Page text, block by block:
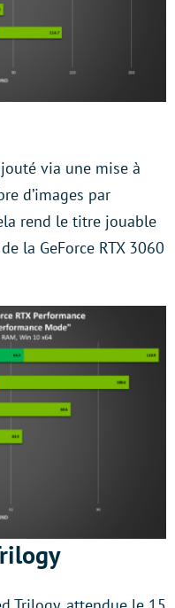
via une mise à
d’images par
rend le titre jouable
la GeForce RTX 3060